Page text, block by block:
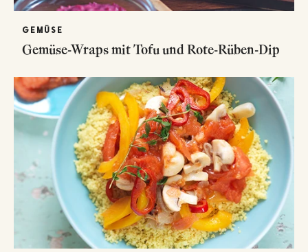
GEMÜSE
Gemüse-Wraps mit Tofu und Rote-Rüben-Dip